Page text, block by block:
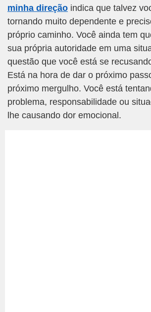
minha direção indica que talvez
tornando muito dependente e
próprio caminho. Você ainda tem
sua própria autoridade em uma
questão que você está se
Está na hora de dar o próximo
próximo mergulho. Você está
problema, responsabilidade ou
lhe causando dor emocional.